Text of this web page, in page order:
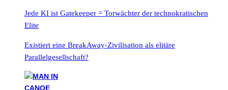
Jede KI ist Gatekeeper = Torwächter der technokratischen
Elite
Existiert eine BreakAway-Zivilisation als elitäre
Parallelgesellschaft?